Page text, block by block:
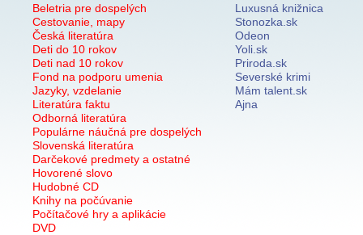
Beletria pre dospelých
Cestovanie, mapy
Česká literatúra
Deti do 10 rokov
Deti nad 10 rokov
Fond na podporu umenia
Jazyky, vzdelanie
Literatúra faktu
Odborná literatúra
Populárne náučná pre dospelých
Slovenská literatúra
Darčekové predmety a ostatné
Hovorené slovo
Hudobné CD
Knihy na počúvanie
Počítačové hry a aplikácie
DVD
Luxusná knižnica
Stonozka.sk
Odeon
Yoli.sk
Priroda.sk
Severské krimi
Mám talent.sk
Ajna